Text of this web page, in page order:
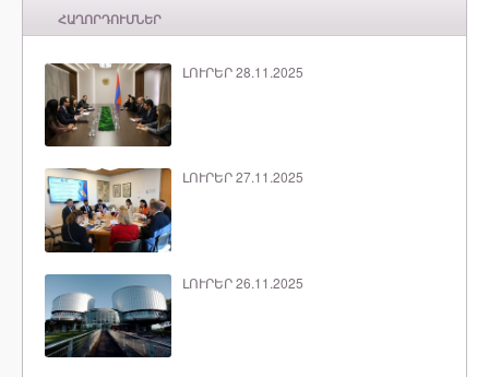
ՀԱՂՈՐԴՈՒՄՆԵՐ
ԼՈՒՐԵՐ 28.11.2025
ԼՈՒՐԵՐ 27.11.2025
ԼՈՒՐԵՐ 26.11.2025